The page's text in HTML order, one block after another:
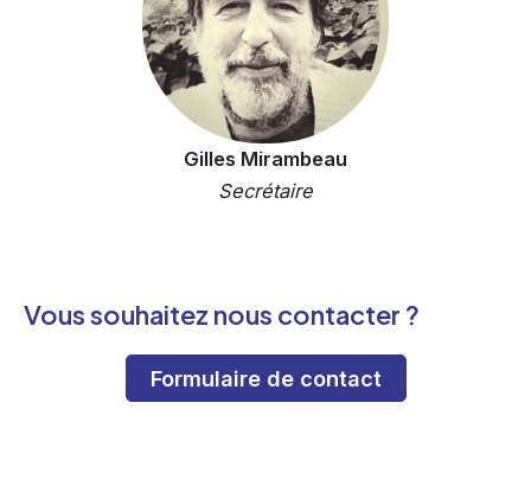
Gilles Mirambeau
Secrétaire
Vous souhaitez nous contacter ?
Formulaire de contact